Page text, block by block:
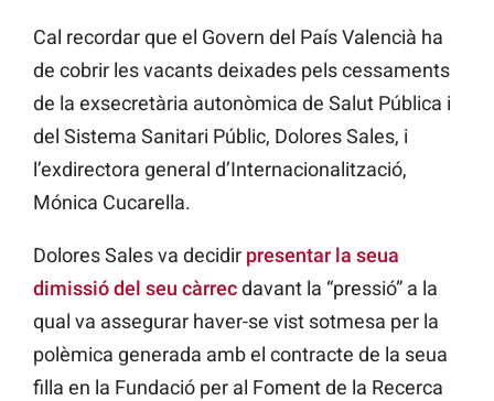
Cal recordar que el Govern del País Valencià ha
de cobrir les vacants deixades pels cessaments
de la exsecretària autonòmica de Salut Pública i
del Sistema Sanitari Públic, Dolores Sales, i
l’exdirectora general d’Internacionalització,
Mónica Cucarella.
Dolores Sales va decidir presentar la seua
dimissió del seu càrrecdavant la “pressió” a la
qual va assegurar haver-se vist sotmesa per la
polèmica generada amb el contracte de la seua
filla en la Fundació per al Foment de la Recerca